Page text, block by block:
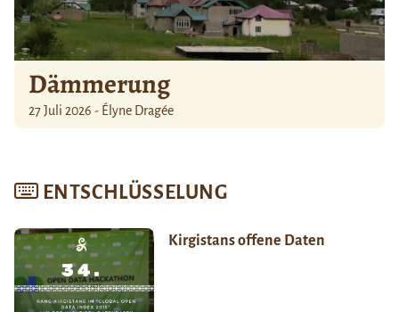
Dämmerung
27 Juli 2026 - Élyne Dragée
ENTSCHLÜSSELUNG
Kirgistans offene Daten